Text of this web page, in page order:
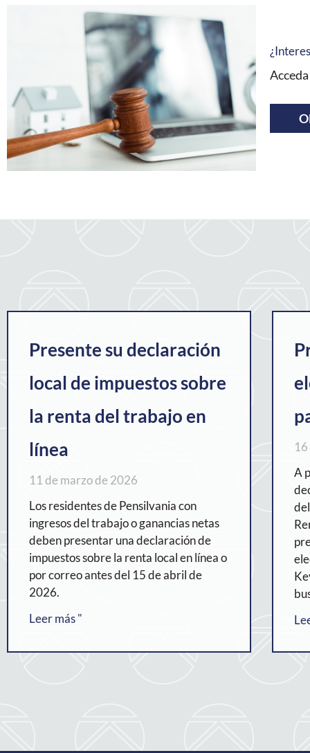
Presente su declaración
local de impuestos sobre
la renta del trabajo en
línea
11 de marzo de 2026
Los residentes de Pensilvania con
ingresos del trabajo o ganancias netas
deben presentar una declaración de
impuestos sobre la renta local en línea o
por correo antes del 15 de abril de
2026.
Leer más "
A